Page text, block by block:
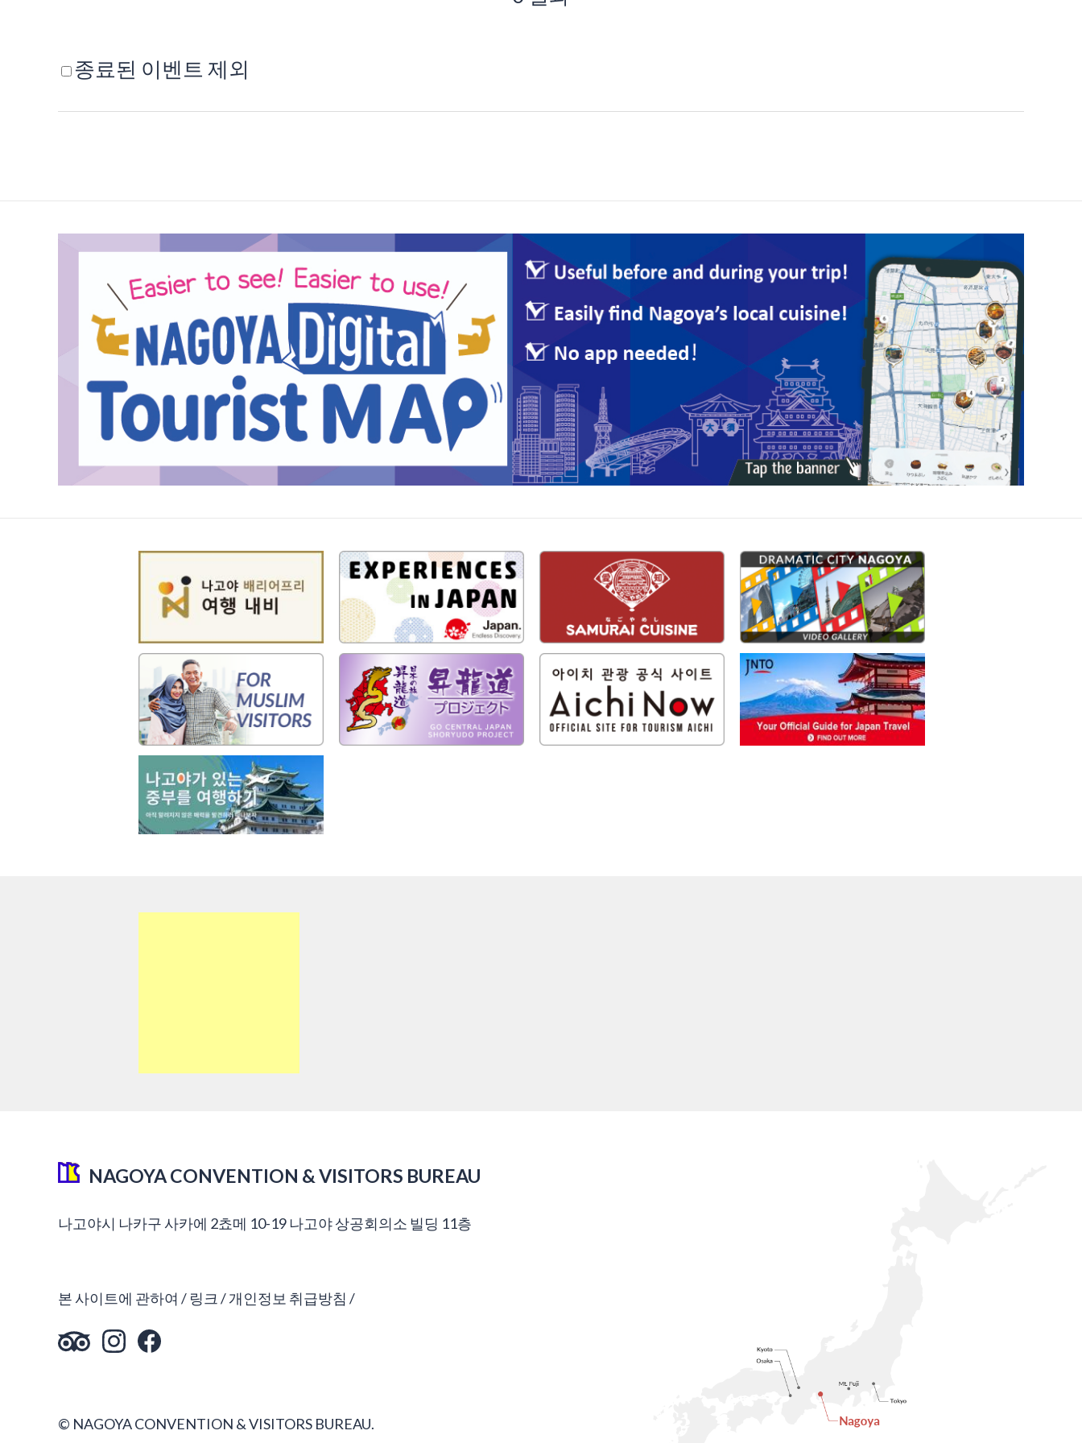
종료된 이벤트 제외
NAGOYA CONVENTION & VISITORS BUREAU
나고야시 나카구 사카에 2쵸메 10-19 나고야 상공회의소 빌딩 11층
본 사이트에 관하여 링크 개인정보 취급방침
© NAGOYA CONVENTION & VISITORS BUREAU.